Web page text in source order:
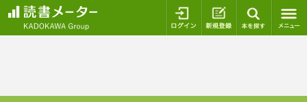
ログイン 新規登録